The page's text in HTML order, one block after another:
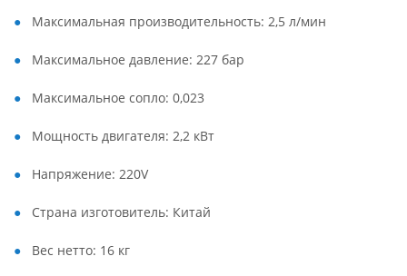
Максимальная производительность: 2,5 л/мин
Максимальное давление: 227 бар
Максимальное сопло: 0,023
Мощность двигателя: 2,2 кВт
Напряжение: 220V
Страна изготовитель: Китай
Вес нетто: 16 кг